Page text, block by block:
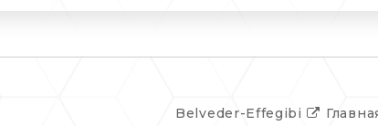
Belveder-Effegibi